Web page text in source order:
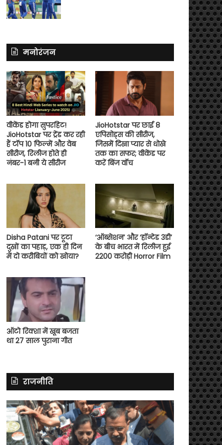
मनोरंजन
वीकेंड होगा सुपरहिट!
JioHotstar पर ट्रेंड कर रही
हैं टॉप 10 फिल्में और वेब
सीरीज, रिलीज होते ही
नंबर-1 बनी ये सीरीज
JioHotstar पर छाई 8
एपिसोड्स की सीरीज,
जिसमें दिखा प्यार से धोखे
तक का सफर; वीकेंड पर
करें बिंज वॉच
Disha Patani पर टूटा
दुखों का पहाड़, एक ही दिन
में दो करीबियों को खोया?
‘ऑब्सेशन’ और ‘हॉन्टेड 3डी’
के बीच भारत में रिलीज हुई
2200 करोड़ी Horror Film
ऑटो रिक्शा में खूब बजता
था 27 साल पुराना गीत
राजनीति